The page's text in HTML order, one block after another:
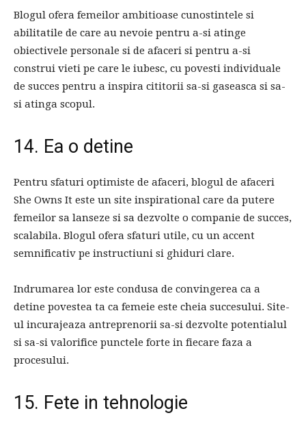
Blogul ofera femeilor ambitioase cunostintele si
abilitatile de care au nevoie pentru a-si atinge
obiectivele personale si de afaceri si pentru a-si
construi vieti pe care le iubesc, cu povesti individuale
de succes pentru a inspira cititorii sa-si gaseasca si sa-
si atinga scopul.
14. Ea o detine
Pentru sfaturi optimiste de afaceri, blogul de afaceri
She Owns It este un site inspirational care da putere
femeilor sa lanseze si sa dezvolte o companie de succes,
scalabila. Blogul ofera sfaturi utile, cu un accent
semnificativ pe instructiuni si ghiduri clare.
Indrumarea lor este condusa de convingerea ca a
detine povestea ta ca femeie este cheia succesului. Site-
ul incurajeaza antreprenorii sa-si dezvolte potentialul
si sa-si valorifice punctele forte in fiecare faza a
procesului.
15. Fete in tehnologie